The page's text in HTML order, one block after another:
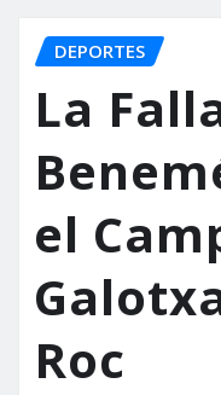
DEPORTES
La
el
Roc